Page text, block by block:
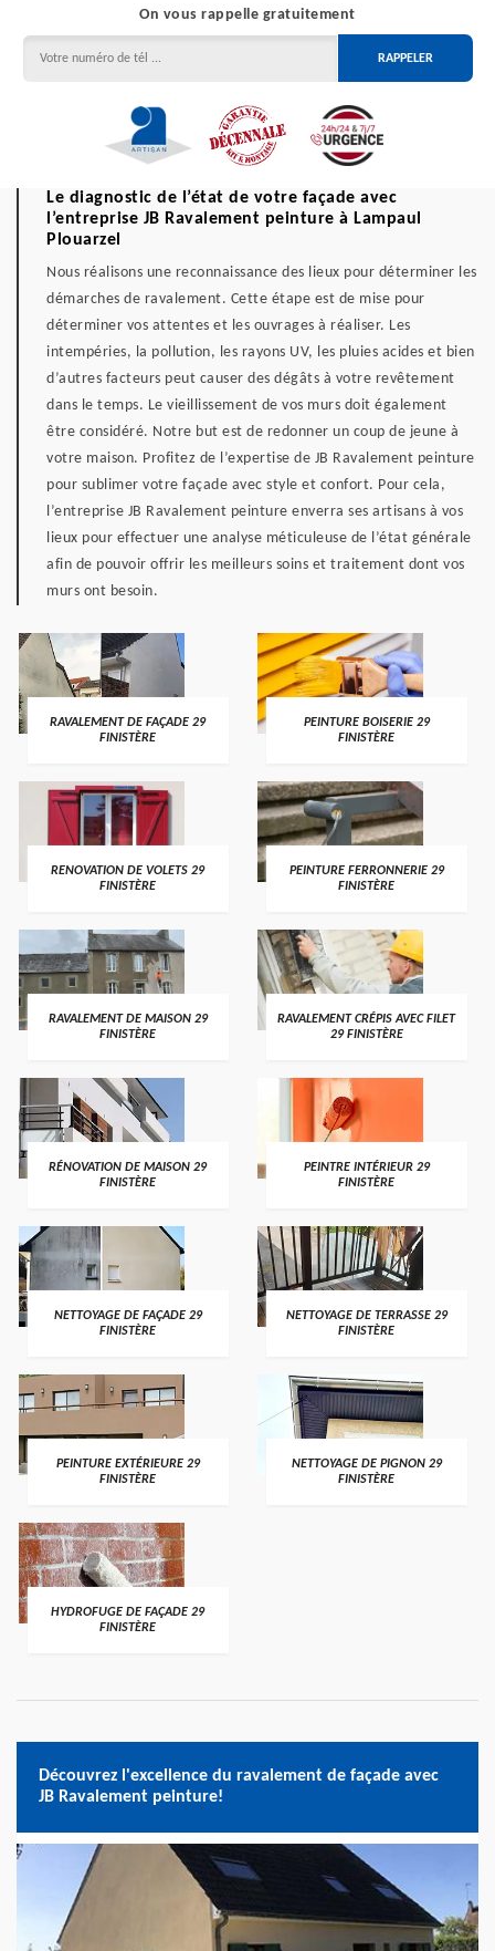
On vous rappelle gratuitement
Le diagnostic de l’état de votre façade avec
l’entreprise JB Ravalement peinture à Lampaul
Plouarzel
Nous réalisons une reconnaissance des lieux pour déterminer les
démarches de ravalement. Cette étape est de mise pour
déterminer vos attentes et les ouvrages à réaliser. Les
intempéries, la pollution, les rayons UV, les pluies acides et bien
d’autres facteurs peut causer des dégâts à votre revêtement
dans le temps. Le vieillissement de vos murs doit également
être considéré. Notre but est de redonner un coup de jeune à
votre maison. Profitez de l’expertise de JB Ravalement peinture
pour sublimer votre façade avec style et confort. Pour cela,
l’entreprise JB Ravalement peinture enverra ses artisans à vos
lieux pour effectuer une analyse méticuleuse de l’état générale
afin de pouvoir offrir les meilleurs soins et traitement dont vos
murs ont besoin.
RAVALEMENT DE FAÇADE 29
FINISTÈRE
PEINTURE BOISERIE 29
FINISTÈRE
RENOVATION DE VOLETS 29
FINISTÈRE
PEINTURE FERRONNERIE 29
FINISTÈRE
RAVALEMENT DE MAISON 29
FINISTÈRE
RAVALEMENT CRÉPIS AVEC FILET
29 FINISTÈRE
RÉNOVATION DE MAISON 29
FINISTÈRE
PEINTRE INTÉRIEUR 29
FINISTÈRE
NETTOYAGE DE FAÇADE 29
FINISTÈRE
NETTOYAGE DE TERRASSE 29
FINISTÈRE
PEINTURE EXTÉRIEURE 29
FINISTÈRE
NETTOYAGE DE PIGNON 29
FINISTÈRE
HYDROFUGE DE FAÇADE 29
FINISTÈRE
Découvrez l'excellence du ravalement de façade avec
JB Ravalement peinture!